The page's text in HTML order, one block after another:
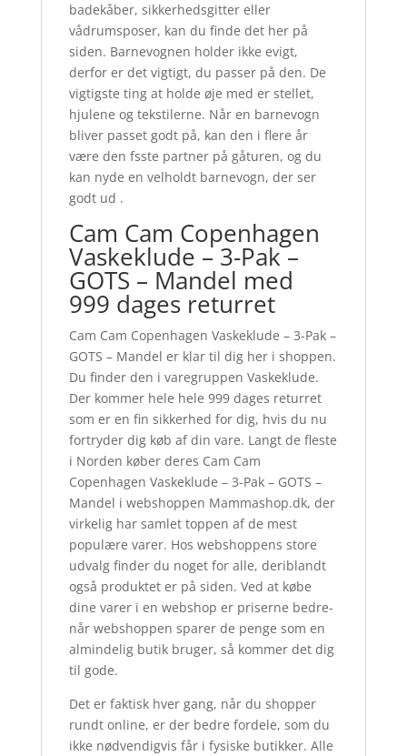
badekåber, sikkerhedsgitter eller
vådrumsposer, kan du finde det her på
siden. Barnevognen holder ikke evigt,
derfor er det vigtigt, du passer på den. De
vigtigste ting at holde øje med er stellet,
hjulene og tekstilerne. Når en barnevogn
bliver passet godt på, kan den i flere år
være den fsste partner på gåturen, og du
kan nyde en velholdt barnevogn, der ser
godt ud .
Cam Cam Copenhagen
Vaskeklude – 3-Pak –
GOTS – Mandel med
999 dages returret
Cam Cam Copenhagen Vaskeklude – 3-Pak –
GOTS – Mandel er klar til dig her i shoppen.
Du finder den i varegruppen Vaskeklude.
Der kommer hele hele 999 dages returret
som er en fin sikkerhed for dig, hvis du nu
fortryder dig køb af din vare. Langt de fleste
i Norden køber deres Cam Cam
Copenhagen Vaskeklude – 3-Pak – GOTS –
Mandel i webshoppen Mammashop.dk, der
virkelig har samlet toppen af de mest
populære varer. Hos webshoppens store
udvalg finder du noget for alle, deriblandt
også produktet er på siden. Ved at købe
dine varer i en webshop er priserne bedre-
når webshoppen sparer de penge som en
almindelig butik bruger, så kommer det dig
til gode.
Det er faktisk hver gang, når du shopper
rundt online, er der bedre fordele, som du
ikke nødvendigvis får i fysiske butikker. Alle